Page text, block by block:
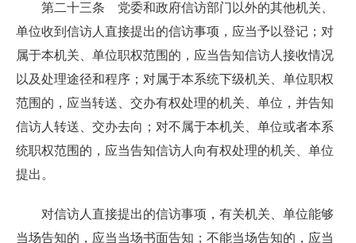
第二十三条 党委和政府信访部门以外的其他机关、
单位收到信访人直接提出的信访事项，应当予以登记；对
属于本机关、单位职权范围的，应当告知信访人接收情况
以及处理途径和程序；对属于本系统下级机关、单位职权
范围的，应当转送、交办有权处理的机关、单位，并告知
信访人转送、交办去向；对不属于本机关、单位或者本系
统职权范围的，应当告知信访人向有权处理的机关、单位
提出。
对信访人直接提出的信访事项，有关机关、单位能够
当场告知的，应当当场书面告知；不能当场告知的，应当